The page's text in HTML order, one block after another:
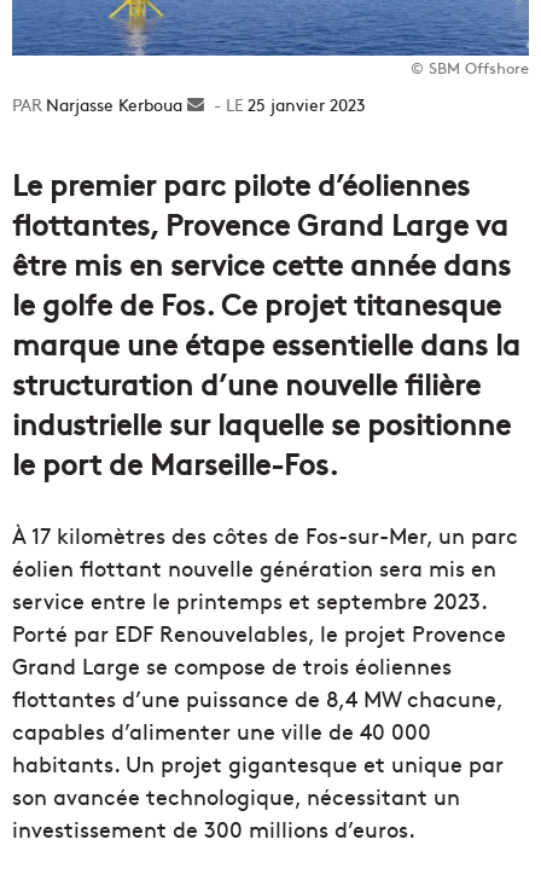
© SBM Offshore
Narjasse Kerboua
Envoyer25 janvier 2023
Le premier parc pilote d’éoliennes
flottantes, Provence Grand Large va
être mis en service cette année dans
le golfe de Fos. Ce projet titanesque
marque une étape essentielle dans la
structuration d’une nouvelle filière
industrielle sur laquelle se positionne
le port de Marseille-Fos.
À 17 kilomètres des côtes de Fos-sur-Mer, un parc
éolien flottant nouvelle génération sera mis en
service entre le printemps et septembre 2023.
Porté par EDF Renouvelables, le projet Provence
Grand Large se compose de trois éoliennes
flottantes d’une puissance de 8,4 MW chacune,
capables d’alimenter une ville de 40 000
habitants. Un projet gigantesque et unique par
son avancée technologique, nécessitant un
investissement de 300 millions d’euros.